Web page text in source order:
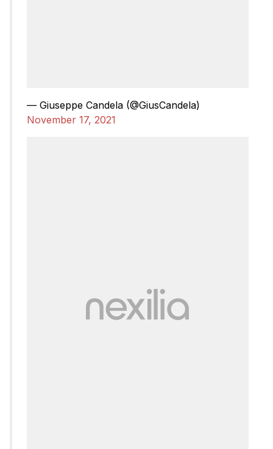
— Giuseppe Candela (@GiusCandela)
November 17, 2021